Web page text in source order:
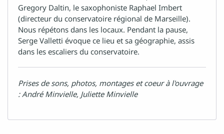
Gregory Daltin, le saxophoniste Raphael Imbert
(directeur du conservatoire régional de Marseille).
Nous répétons dans les locaux. Pendant la pause,
Serge Valletti évoque ce lieu et sa géographie, assis
dans les escaliers du conservatoire.
Prises de sons, photos, montages et coeur à l'ouvrage
: André Minvielle, Juliette Minvielle